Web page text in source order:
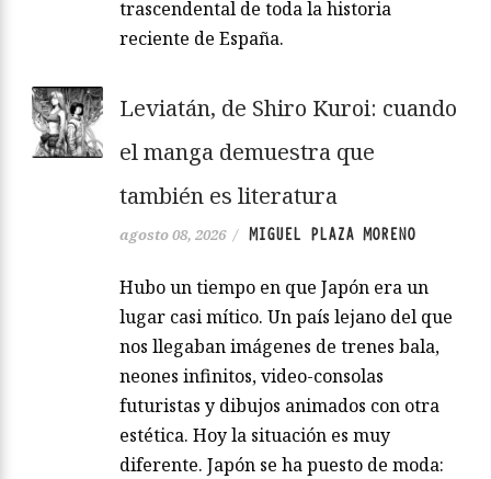
trascendental de toda la historia
reciente de España.
Leviatán, de Shiro Kuroi: cuando
el manga demuestra que
también es literatura
agosto 08, 2026 / MIGUEL PLAZA MORENO
Hubo un tiempo en que Japón era un
lugar casi mítico. Un país lejano del que
nos llegaban imágenes de trenes bala,
neones infinitos, video-consolas
futuristas y dibujos animados con otra
estética. Hoy la situación es muy
diferente. Japón se ha puesto de moda: